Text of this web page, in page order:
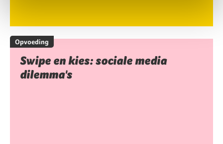
Opvoeding
Swipe en kies: sociale media
dilemma's